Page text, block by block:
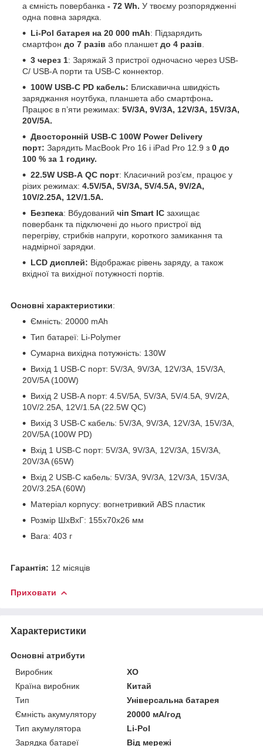
а ємність повербанка - 72 Wh. У твоєму розпорядженні
одна повна зарядка.
Li-Pol батарея на 20 000 mAh: Підзарядить
смартфон до 7 разів або планшетдо 4 разів
3 через 1: Заряжай 3 пристрої одночасно через USB-
C/ USB-А порти та USB-C коннектор.
100W USB-C PD кабель: Блискавична швидкість
заряджання ноутбука, планшета або смартфона.
Працює в п’яти режимах: 5V/3A, 9V/3A, 12V/3A, 15V/3A,
20V/5A.
Двосторонній USB-C 100W Power Delivery
порт: Зарядить MacBook Pro 16 і iPad Pro 12.9 з 0 до
100 % за 1 годину.
22.5W USB-А QC порт: Класичний роз’єм, працює у
різих режимах: 4.5V/5A, 5V/3A, 5V/4.5A, 9V/2A,
10V/2.25A, 12V/1.5A.
Безпека: Вбудований чіп Smart IC захищає
повербанк та підключені до нього пристрої від
перегріву, стрибків напруги, короткого замикання та
надмірної зарядки.
LCD дисплей: Відображає рівень заряду, а також
вхідної та вихідної потужності портів.
Основні характеристики:
Ємність: 20000 mAh
Тип батареї: Li-Polymer
Сумарна вихідна потужність: 130W
Вихід 1 USB-C порт: 5V/3A, 9V/3A, 12V/3A, 15V/3A,
20V/5A (100W)
Вихід 2 USB-А порт: 4.5V/5A, 5V/3A, 5V/4.5A, 9V/2A,
10V/2.25A, 12V/1.5A (22.5W QC)
Вихід 3 USB-C кабель: 5V/3A, 9V/3A, 12V/3A, 15V/3A,
20V/5A (100W PD)
Вхід 1 USB-C порт: 5V/3A, 9V/3A, 12V/3A, 15V/3A,
20V/3A (65W)
Вхід 2 USB-C кабель: 5V/3A, 9V/3A, 12V/3A, 15V/3A,
20V/3.25A (60W)
Матеріал корпусу: вогнетривкий ABS пластик
Розмір ШxВxГ: 155х70х26 мм
Вага: 403 г
Гарантія: 12 місяців
Приховати
Характеристики
Основні атрибути
Виробник
XO
Країна виробник
Китай
Тип
Універсальна батарея
Ємність акумулятору
20000 мА/год
Тип акумулятора
Li-Pol
Зарядка батареї
Від мережі